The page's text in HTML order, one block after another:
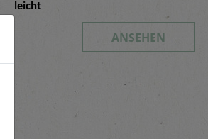
leicht
ANSEHEN